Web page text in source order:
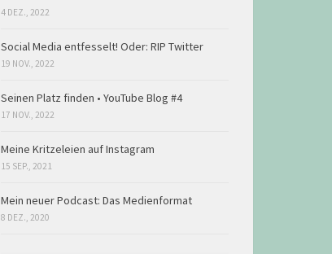
4 DEZ., 2022
Social Media entfesselt! Oder: RIP Twitter
19 NOV., 2022
Seinen Platz finden • YouTube Blog #4
17 NOV., 2022
Meine Kritzeleien auf Instagram
15 SEP., 2021
Mein neuer Podcast: Das Medienformat
8 DEZ., 2020